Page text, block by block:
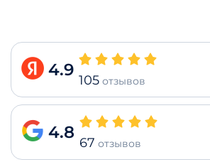
4.9
105 отзывов
4.8
67 отзывов